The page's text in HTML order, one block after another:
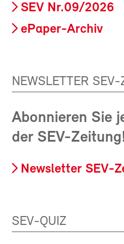
SEV Nr.09/2026
ePaper-Archiv
NEWSLETTER SEV-
Abonnieren Sie
der SEV-Zeitung!
Newsletter SEV-
SEV-QUIZ